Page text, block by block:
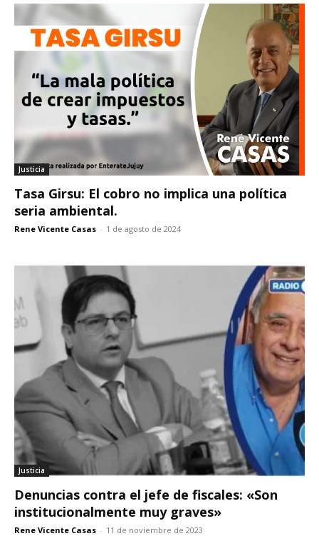
Justicia
Tasa Girsu: El cobro no implica una política
seria ambiental.
Rene Vicente Casas - 1 de agosto de 2024
Justicia
Denuncias contra el jefe de fiscales: «Son
institucionalmente muy graves»
Rene Vicente Casas - 11 de noviembre de 2023